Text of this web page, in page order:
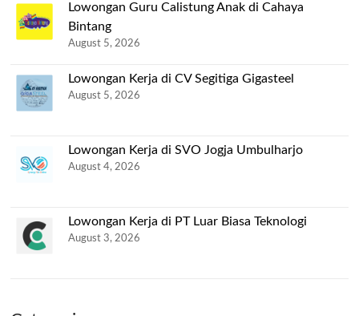
Lowongan Guru Calistung Anak di Cahaya
Bintang
August 5, 2026
Lowongan Kerja di CV Segitiga Gigasteel
August 5, 2026
Lowongan Kerja di SVO Jogja Umbulharjo
August 4, 2026
Lowongan Kerja di PT Luar Biasa Teknologi
August 3, 2026